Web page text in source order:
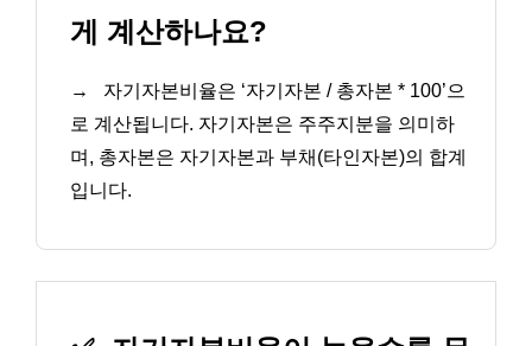
게 계산하나요?
→
자기자본비율은 ‘자기자본 / 총자본 * 100’으
로 계산됩니다. 자기자본은 주주지분을 의미하
며, 총자본은 자기자본과 부채(타인자본)의 합계
입니다.